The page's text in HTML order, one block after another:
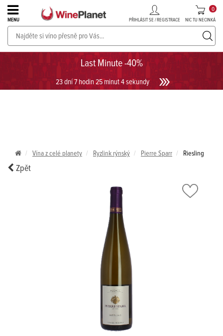
Last Minute -40%
23 dní 7 hodin 25 minut 4 sekundy
MENU PŘIHLÁSIT SE / REGISTRACE NIC TU NECINKÁ
0
PROSECCO v akci až do -30%!UKÁZAT PROSECCO
Vína z celé planety Ryzlink rýnský Pierre Sparr Riesling
Zpět